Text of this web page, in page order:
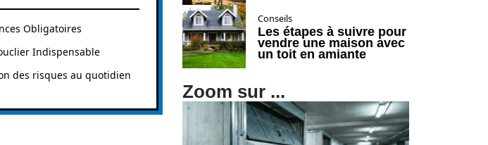
Obligatoires
Indispensable
des risques au quotidien
Conseils
Les étapes à suivre pour
vendre une maison avec
un toit en amiante
Zoom sur ...